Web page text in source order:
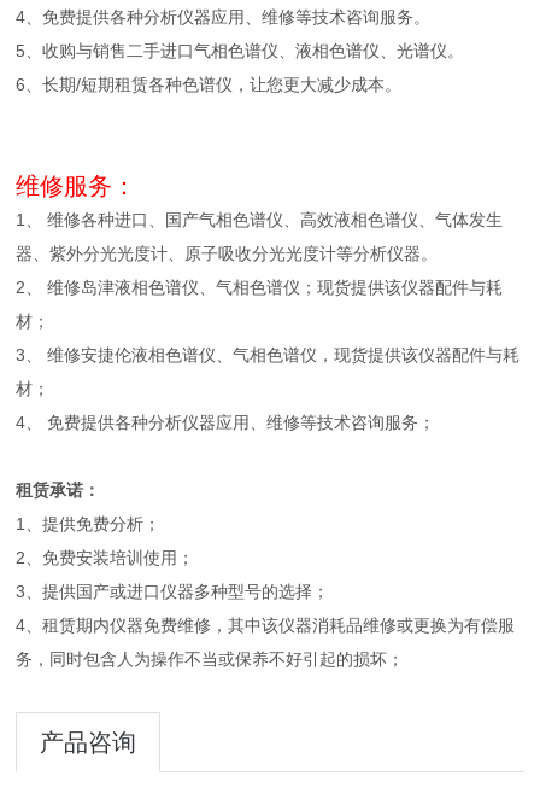
4、免费提供各种分析仪器应用、维修等技术咨询服务。
5、收购与销售二手进口气相色谱仪、液相色谱仪、光谱仪。
6、长期/短期租赁各种色谱仪，让您更大减少成本。
维修服务：
1、 维修各种进口、国产气相色谱仪、高效液相色谱仪、气体发生
器、紫外分光光度计、原子吸收分光光度计等分析仪器。
2、 维修岛津液相色谱仪、气相色谱仪；现货提供该仪器配件与耗
材；
3、 维修安捷伦液相色谱仪、气相色谱仪，现货提供该仪器配件与耗
材；
4、 免费提供各种分析仪器应用、维修等技术咨询服务；
租赁承诺：
1、提供免费分析；
2、免费安装培训使用；
3、提供国产或进口仪器多种型号的选择；
4、租赁期内仪器免费维修，其中该仪器消耗品维修或更换为有偿服
务，同时包含人为操作不当或保养不好引起的损坏；
产品咨询